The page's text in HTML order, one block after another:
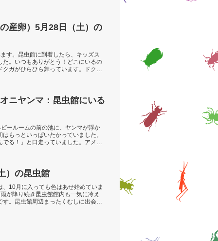
産卵）5月28日（土）の
す。昆虫館に到着したら、キッズス
。いつもありがとう！どこにいるの
ガがひらひら舞っています。ドクガ
ニヤンマ：昆虫館にいる
ールームの前の池に、ヤンマが浮か
もっといっぱいたかっていました。
る！」と口走っていました。アメン
）の昆虫館
10月に入っても色はあせ始めていま
が降り続き昆虫館館内も一気に冷え
。昆虫館周辺まったくむしに出会わ